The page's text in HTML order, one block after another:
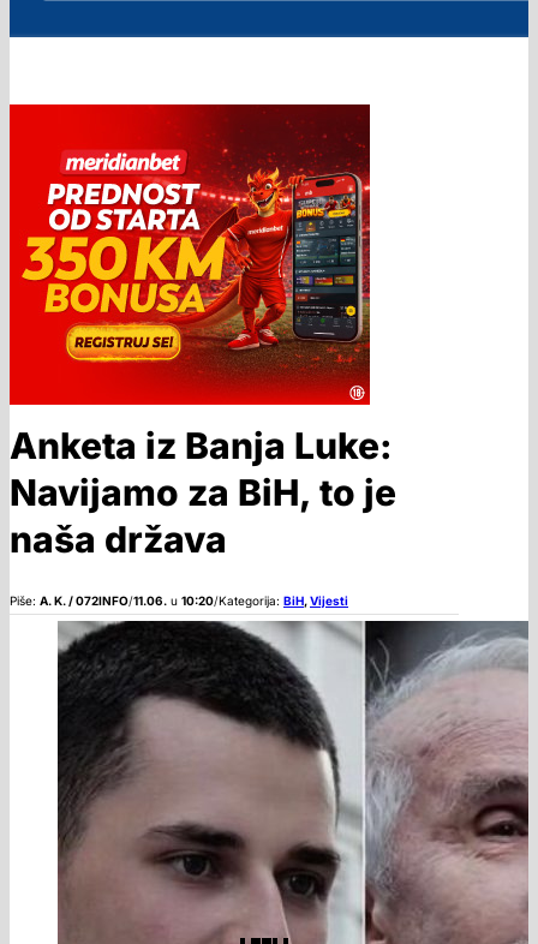
Anketa iz Banja Luke:
Navijamo za BiH, to je
naša država
Piše: A. K. / 072INFO/11.06. u 10:20/Kategorija: BiH,Vijesti